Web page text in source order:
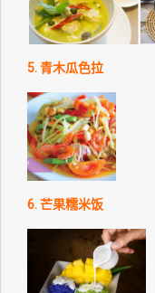
5. 青木瓜色拉
6. 芒果糯米饭